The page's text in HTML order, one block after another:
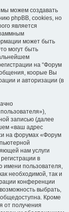
можем создавать
phpBB, cookies, но
является
может быть
могут быть
на “Форум
коорые Вы
и авторизации (в
записью (далее
«ваш адрес
на форумах «Форум
нам услуги
в
имени пользователя,
необходимой, так и
конференции
выбрать,
Кроме
от получения